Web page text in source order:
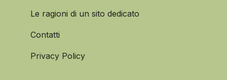
Le ragioni di un sito dedicato
Contatti
Privacy Policy